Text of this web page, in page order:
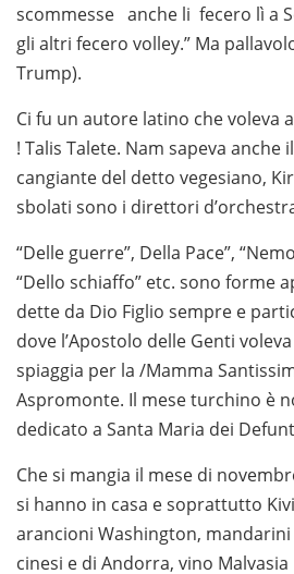
scommesse anche li fecero lì a
gli altri fecero volley.” Ma
Trump).
Ci fu un autore latino che voleva
! Talis Talete. Nam sapeva
cangiante del detto vegesiano,
sbolati sono i direttori
“Delle guerre”, Della Pace”,
“Dello schiaffo” etc. sono forme
dette da Dio Figlio sempre e
dove l’Apostolo delle Genti
spiaggia per la /Mamma
Aspromonte. Il mese turchino è
dedicato a Santa Maria dei
Che si mangia il mese di
si hanno in casa e soprattutto
arancioni Washington,
cinesi e di Andorra, vino